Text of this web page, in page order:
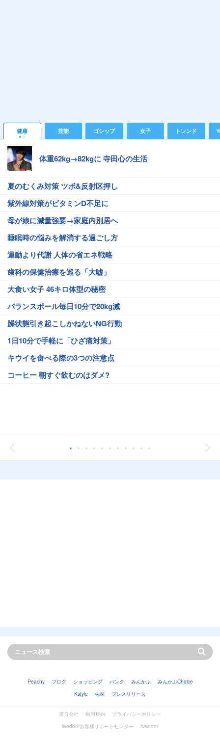
健康 芸能 ゴシップ 女子 トレンド
体重62kg→82kgに 寺田心の生活
夏のむくみ対策 ツボ&反射区押し
紫外線対策がビタミンD不足に
母が娘に減量強要→家庭内別居へ
睡眠時の悩みを解消する過ごし方
運動より代謝 人体の省エネ戦略
歯科の保健治療を巡る「大嘘」
大食い女子 46キロ体型の秘密
バランスボール毎日10分で20kg減
躁状態引き起こしかねないNG行動
1日10分で手軽に「ひざ痛対策」
キウイを食べる際の3つの注意点
コーヒー 朝すぐ飲むのはダメ?
Peachy ブログ ショッピング バンク みんかぶ
みんかぶChoice
Kstyle
株探 プレスリリース
運営会社 利用規約
プライバシーポリシー
livedoorお客様サポートセンター
livedoor